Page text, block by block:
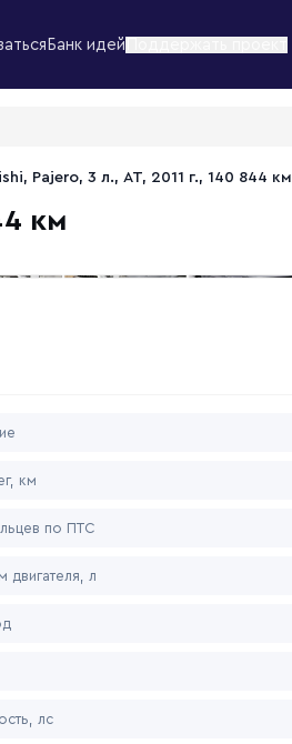
Банк идей
Pajero, 3 л., АТ, 2011 г., 140 844 км
км
км
по ПТС
двигателя, л
лс